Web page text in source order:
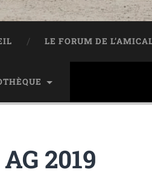
LE FORUM DE
AG 2019